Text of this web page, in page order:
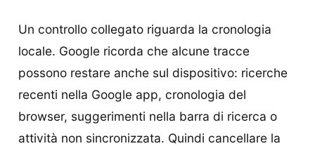
Un controllo collegato riguarda la cronologia
locale. Google ricorda che alcune tracce
possono restare anche sul dispositivo: ricerche
recenti nella Google app, cronologia del
browser, suggerimenti nella barra di ricerca o
attività non sincronizzata. Quindi cancellare la